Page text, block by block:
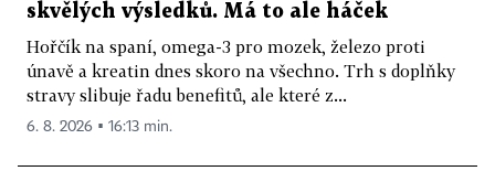
skvělých výsledků. Má to ale háček
Hořčík na spaní, omega-3 pro mozek, železo proti
únavě a kreatin dnes skoro na všechno. Trh s doplňky
stravy slibuje řadu benefitů, ale které z...
6. 8. 2026 ▪ 16:13 min.